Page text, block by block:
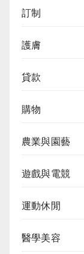
訂制
護膚
貸款
購物
農業與園藝
遊戲與電競
運動休閒
醫學美容